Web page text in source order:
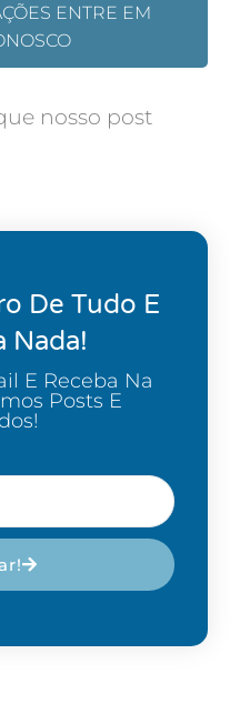
ENTRE EM
nosso post
De Tudo E
Nada!
E Receba Na
Posts E